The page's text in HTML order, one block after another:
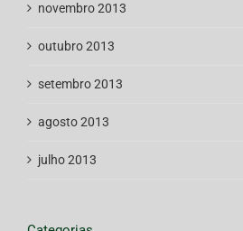
novembro 2013
outubro 2013
setembro 2013
agosto 2013
julho 2013